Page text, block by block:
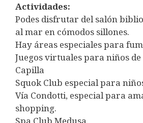
Actividades:
Podes disfrutar del salón
al mar en cómodos sillones.
Hay áreas especiales para
Juegos virtuales para niños de
Capilla
Squok Club especial para
Vía Condotti, especial para
shopping.